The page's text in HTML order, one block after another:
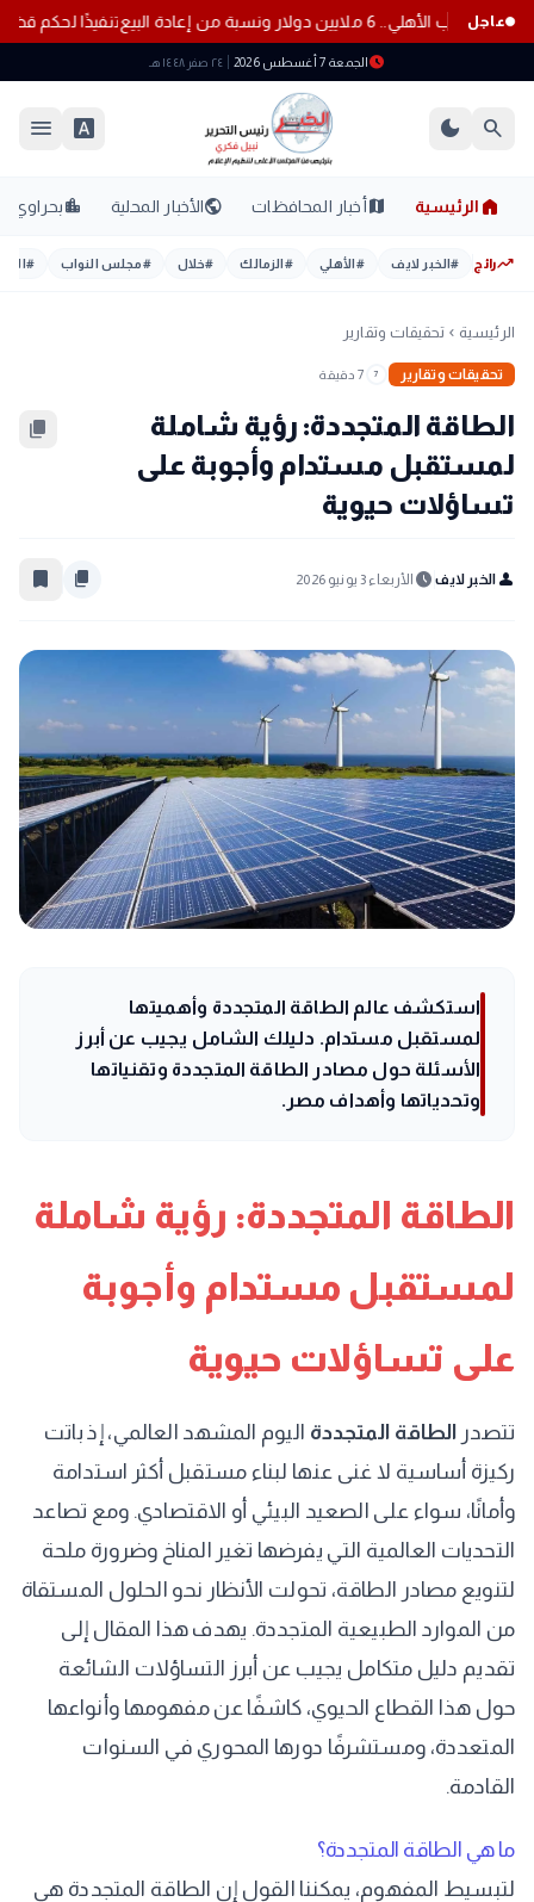
عاجل
6 ملايين دولار ونسبة من إعادة البيع تنفيذًا لحكم
scheduleالجمعة 7 أغسطس 2026 ٢٤ صفر ١٤٤٨ هـ
search
dark_mode
font_download
menu
home الرئيسية mapأخبار المحافظات publicالأخبار المحلية location_cityبحراوي
trending_upرائج #الخبر لايف #الأهلي #الزمالك #خلال #مجلس النواب #
الرئيسية chevron_leftتحقيقات وتقارير
تحقيقات وتقارير 7 7 دقيقة
الطاقة المتجددة: رؤية شاملة
لمستقبل مستدام وأجوبة على
تساؤلات حيوية
content_copy
person الخبر لايف schedule الأربعاء 3 يونيو 2026 content_copy
bookmark_border
استكشف عالم الطاقة المتجددة وأهميتها
لمستقبل مستدام. دليلك الشامل يجيب عن أبرز
الأسئلة حول مصادر الطاقة المتجددة وتقنياتها
وتحدياتها وأهداف مصر.
الطاقة المتجددة: رؤية شاملة
لمستقبل مستدام وأجوبة
على تساؤلات حيوية
تتصدر الطاقة المتجددة اليوم المشهد العالمي، إذ باتت
ركيزة أساسية لا غنى عنها لبناء مستقبل أكثر استدامة
وأمانًا، سواء على الصعيد البيئي أو الاقتصادي. ومع تصاعد
التحديات العالمية التي يفرضها تغير المناخ وضرورة ملحة
لتنويع مصادر الطاقة، تحولت الأنظار نحو الحلول المستقاة
من الموارد الطبيعية المتجددة. يهدف هذا المقال إلى
تقديم دليل متكامل يجيب عن أبرز التساؤلات الشائعة
حول هذا القطاع الحيوي، كاشفًا عن مفهومها وأنواعها
المتعددة، ومستشرفًا دورها المحوري في السنوات
القادمة.
ما هي الطاقة المتجددة؟
لتبسيط المفهوم، يمكننا القول إن الطاقة المتجددة هي